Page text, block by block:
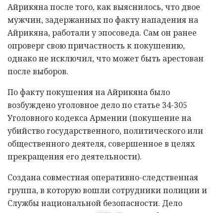
Айрикяна после того, как выяснилось, что двое
мужчин, задержанных по факту нападения на
Айрикяна, работали у эпосоведа. Сам он ранее
опроверг свою причастность к покушению,
однако не исключил, что может быть арестован
после выборов.
По факту покушения на Айрикяна было
возбуждено уголовное дело по статье 34-305
Уголовного кодекса Армении (покушение на
убийство государственного, политического или
общественного деятеля, совершенное в целях
прекращения его деятельности).
Создана совместная оперативно-следственная
группа, в которую вошли сотрудники полиции и
Службы национальной безопасности. Дело